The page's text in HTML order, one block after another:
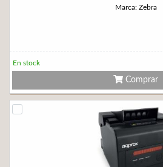
Marca: Zebra
En stock
Comprar